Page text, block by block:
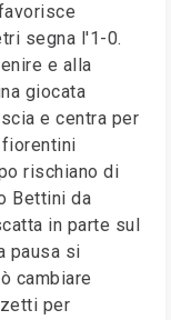
segna l'1-0.
e alla
giocata
e centra per
rischiano di
Bettini da
in parte sul
pausa si
cambiare
per